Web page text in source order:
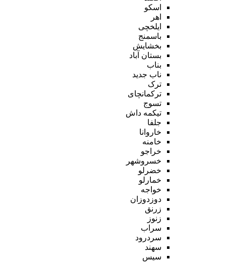
اسکو
اهر
ایلخچی
باسمنج
بخشایش
بستان آباد
بناب
ناب جدید
ترک
ترکمانچای
تسوج
تیکمه داش
جلفا
خاروانا
خامنه
خراجو
خسروشهر
خضرلو
خمارلو
خواجه
دوزدوزان
زرنق
زنوز
سراب
سردرود
سهند
سیس